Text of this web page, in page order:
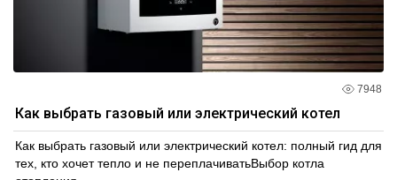
7948
Как выбрать газовый или электрический котел
Как выбрать газовый или электрический котел: полный гид для
тех, кто хочет тепло и не переплачиватьВыбор котла